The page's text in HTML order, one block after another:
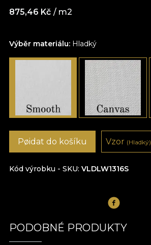
Výběr materiálu: Hladký
875,46 Kč / m2
Kód výrobku - SKU VLDLW1316S
Pøidat do košíku Vzor (Hladký)
PODOBNÉ PRODUKTY